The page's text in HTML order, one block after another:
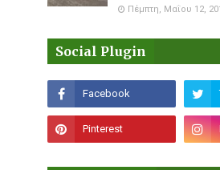
Πέμπτη, Μαΐου 12,
Social Plugin